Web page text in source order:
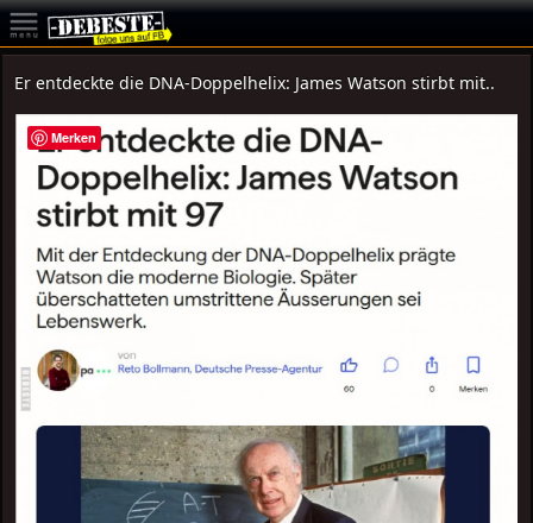
Er entdeckte die DNA-Doppelhelix: James Watson stirbt mit..
Merken